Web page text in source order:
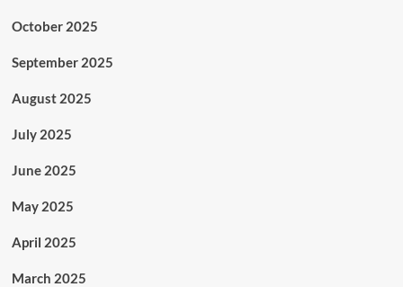
October 2025
September 2025
August 2025
July 2025
June 2025
May 2025
April 2025
March 2025